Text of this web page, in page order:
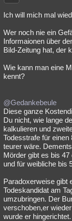
Ich will mich mal
Wer noch nie ein
Informaionen über
Bild-Zeitung hat, der
Wie kann man eine
kennt?
@Gedankebeule
Diese ganze
Du nicht, wie lange
kalkulieren und
Todesstrafe für
teurer wäre.
Mörder gibt es bis 47
und für weibliche bis
Paradoxerweise gibt
Todeskandidat am
umzubringen. Der
verschoben,er
wurde er hingerichtet.